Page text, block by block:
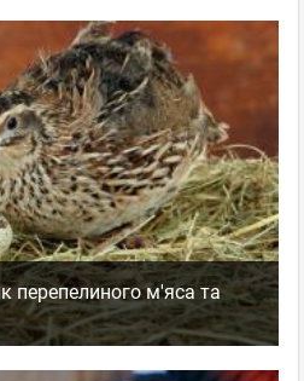
перепелиного м'яса та